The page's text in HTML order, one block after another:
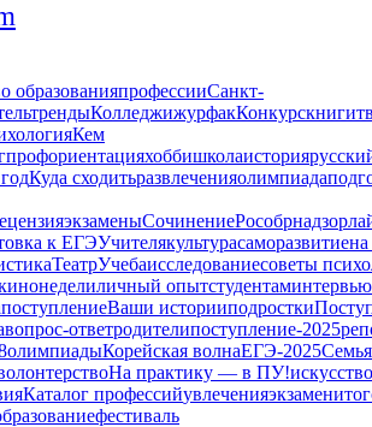
образованияпрофессииСанкт-
трендыКолледжижурфакКонкурскниги
Кем
профориентацияхоббишколаистория
Куда сходитьразвлеченияолимпиада
экзаменыСочинениеРособрнадзор
к ЕГЭУчителякультурасаморазвитие
ТеатрУчебаисследованиесоветы
личный опытстудентаминтервью
поступлениеВаши историиподростки
вопрос-ответродителипоступление-2025
олимпиадыКорейская волнаЕГЭ-2025Семья
На практику — в ПУ!искусство
Каталог профессийувлеченияэкзамен
фестиваль